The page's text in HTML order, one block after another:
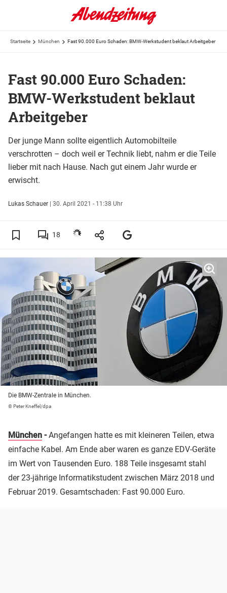
Startseite München Fast 90.000 Euro Schaden: BMW-Werkstudent beklaut Arbeitgeber
Fast 90.000 Euro Schaden:
BMW-Werkstudent beklaut
Arbeitgeber
Der junge Mann sollte eigentlich Automobilteile
verschrotten – doch weil er Technik liebt, nahm er die Teile
lieber mit nach Hause. Nach gut einem Jahr wurde er
erwischt.
Lukas Schauer | 30. April 2021 - 11:38 Uhr
18
Die BMW-Zentrale in München.
© Peter Kneffel/dpa
München -Angefangen hatte es mit kleineren Teilen, etwa
einfache Kabel. Am Ende aber waren es ganze EDV-Geräte
im Wert von Tausenden Euro. 188 Teile insgesamt stahl
der 23-jährige Informatikstudent zwischen März 2018 und
Februar 2019. Gesamtschaden: Fast 90.000 Euro.